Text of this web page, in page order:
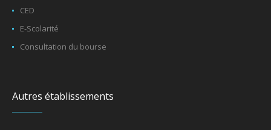
CED
E-Scolarité
Consultation du bourse
Autres établissements